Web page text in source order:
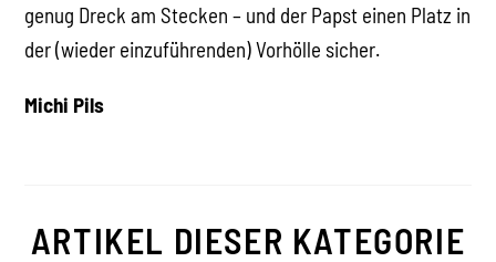
genug Dreck am Stecken – und der Papst einen Platz in
der (wieder einzuführenden) Vorhölle sicher.
Michi Pils
ARTIKEL DIESER KATEGORIE